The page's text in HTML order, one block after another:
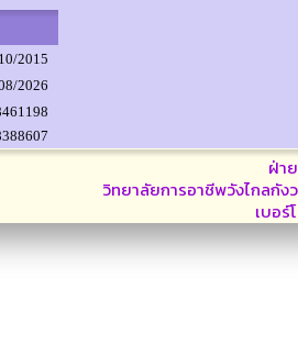
2015
2026
ฝ่า
วิทยาลัยการอาชีพวังไกลกัง
เบอ